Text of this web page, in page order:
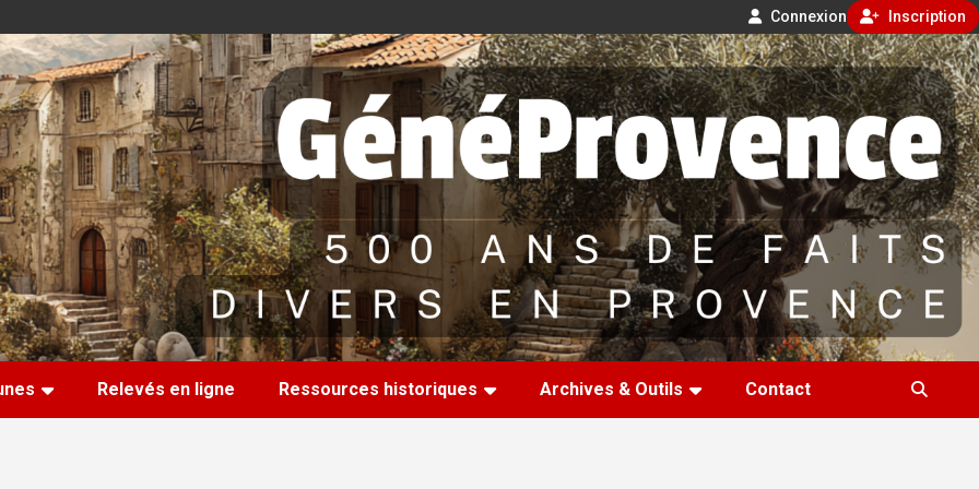
Connexion Inscription
Relevés en ligne Ressources historiques Archives & Outils Contact